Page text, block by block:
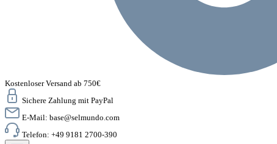
Kostenloser Versand ab 750€
Sichere Zahlung mit PayPal
E-Mail: base@selmundo.com
Telefon: +49 9181 2700-390